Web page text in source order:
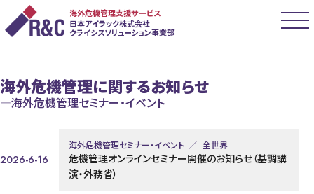
海外危機管理支援サービス
日本アイラック株式会社
クライシスソリューション事業部
海外危機管理に関するお知らせ
海外危機管理セミナー・イベント
2026-6-16
海外危機管理セミナー・イベント 全世界
危機管理オンラインセミナー開催のお知らせ（基調講
演・外務省）